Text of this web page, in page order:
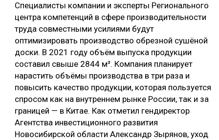
СОРТИРОВКА ДРЕВЕСИНЫ
МЕБЕЛЬНОЕ ПРОИЗВОДСТВО
Специалисты компании и эксперты Регионального
центра компетенций в сфере производительности
труда совместными усилиями будут
оптимизировать производство обрезной сушёной
доски. В 2021 году объём выпуска продукции
составил свыше 2844 м³. Компания планирует
нарастить объёмы производства в три раза и
повысить качество продукции, которая пользуется
спросом как на внутреннем рынке России, так и за
границей — в Китае. Как отметил гендиректор
Агентства инвестиционного развития
Новосибирской области Александр Зырянов, уход